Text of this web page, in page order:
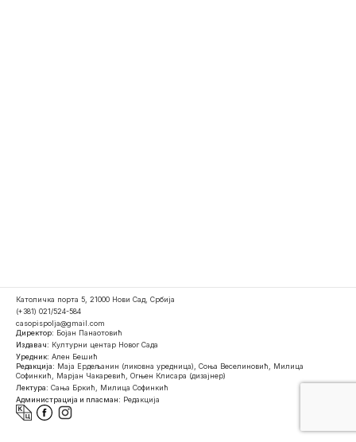
Католичка порта 5, 21000 Нови Сад, Србија
(+381) 021/524-584
casopispolja@gmail.com
Директор: Бојан Панаотовић
Издавач: Културни центар Новог Сада
Уредник: Ален Бешић
Редакција: Маја Ердељанин (ликовна уредница), Соња Веселиновић, Милица
Софинкић, Марјан Чакаревић, Огњен Клисара (дизајнер)
Лектура: Сања Бркић, Милица Софинкић
Администрација и пласман: Редакција